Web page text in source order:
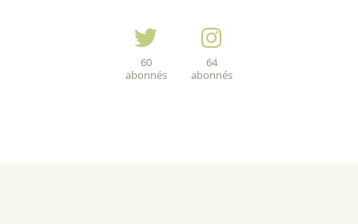
60
abonnés
64
abonnés